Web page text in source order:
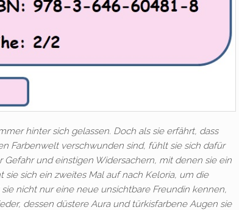
hinter sich gelassen. Doch als sie erfährt, dass
Farbenwelt verschwunden sind, fühlt sie sich dafür
und einstigen Widersachern, mit denen sie ein
sich ein zweites Mal auf nach Keloria, um die
nicht nur eine neue unsichtbare Freundin kennen,
dessen düstere Aura und türkisfarbene Augen sie